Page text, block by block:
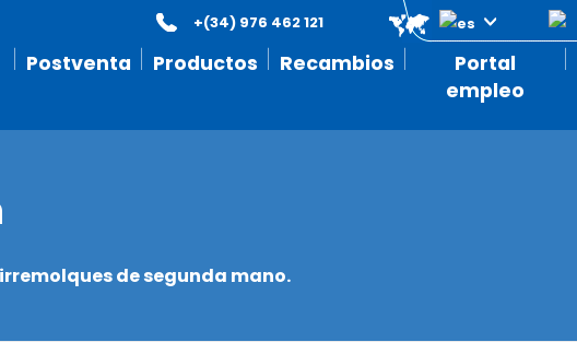
Postventa Productos Recambios
Portal
empleo
+(34) 976 462 121
de segunda mano.